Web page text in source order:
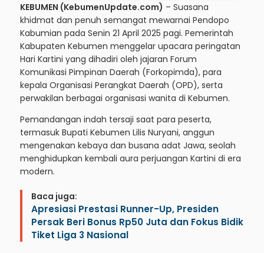
KEBUMEN (KebumenUpdate.com) – Suasana
khidmat dan penuh semangat mewarnai Pendopo
Kabumian pada Senin 21 April 2025 pagi. Pemerintah
Kabupaten Kebumen menggelar upacara peringatan
Hari Kartini yang dihadiri oleh jajaran Forum
Komunikasi Pimpinan Daerah (Forkopimda), para
kepala Organisasi Perangkat Daerah (OPD), serta
perwakilan berbagai organisasi wanita di Kebumen.
Pemandangan indah tersaji saat para peserta,
termasuk Bupati Kebumen Lilis Nuryani, anggun
mengenakan kebaya dan busana adat Jawa, seolah
menghidupkan kembali aura perjuangan Kartini di era
modern.
Baca juga:
Apresiasi Prestasi Runner-Up, Presiden
Persak Beri Bonus Rp50 Juta dan Fokus Bidik
Tiket Liga 3 Nasional